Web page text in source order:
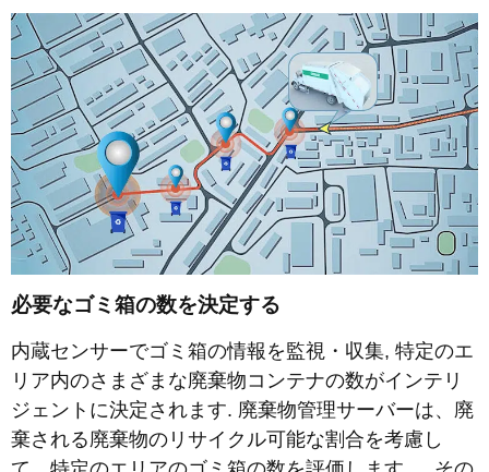
必要なゴミ箱の数を決定する
内蔵センサーでゴミ箱の情報を監視・収集, 特定のエ
リア内のさまざまな廃棄物コンテナの数がインテリ
ジェントに決定されます. 廃棄物管理サーバーは、廃
棄される廃棄物のリサイクル可能な割合を考慮し